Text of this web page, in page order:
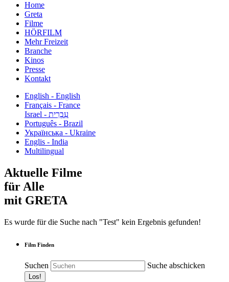
Home
Greta
Filme
HÖRFILM
Mehr Freizeit
Branche
Kinos
Presse
Kontakt
English - English
Français - France
עִבְרִית - Israel
Português - Brazil
Українська - Ukraine
Englis - India
Multilingual
Aktuelle Filme
für Alle
mit GRETA
Es wurde für die Suche nach "Test" kein Ergebnis gefunden!
Film Finden
Suchen Suche abschicken